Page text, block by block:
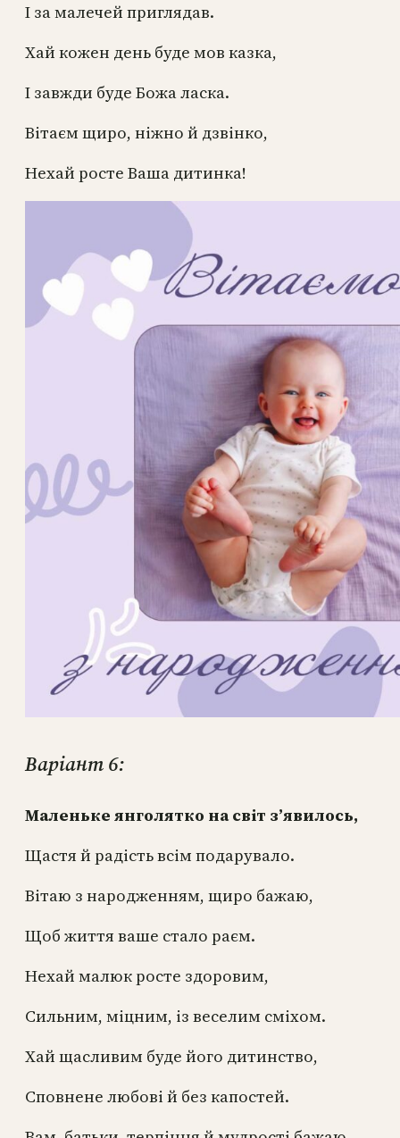
І за малечей приглядав.
Хай кожен день буде мов казка,
І завжди буде Божа ласка.
Вітаєм щиро, ніжно й дзвінко,
Нехай росте Ваша дитинка!
Варіант 6:
Маленьке янголятко на світ з’явилось,
Щастя й радість всім подарувало.
Вітаю з народженням, щиро бажаю,
Щоб життя ваше стало раєм.
Нехай малюк росте здоровим,
Сильним, міцним, із веселим сміхом.
Хай щасливим буде його дитинство,
Сповнене любові й без капостей.